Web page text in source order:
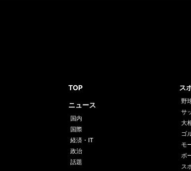
TOP
ニュース
国内
国際
経済・IT
政治
話題
ス
野
サ
大
ゴ
モ
ボ
ス